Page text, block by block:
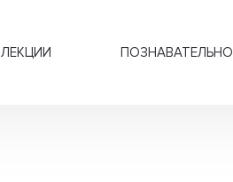
ЛЕКЦИИ ПОЗНАВАТЕЛЬНО